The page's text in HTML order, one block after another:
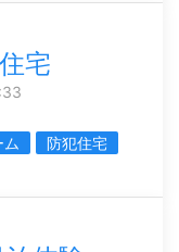
宅
防犯住宅